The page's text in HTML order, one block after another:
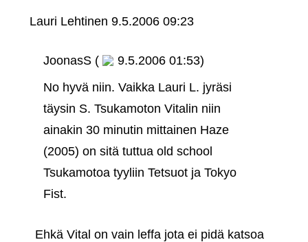
Lauri Lehtinen 9.5.2006 09:23
JoonasS (
9.5.2006 01:53)
No hyvä niin. Vaikka Lauri L. jyräsi
täysin S. Tsukamoton Vitalin niin
ainakin 30 minutin mittainen Haze
(2005) on sitä tuttua old school
Tsukamotoa tyyliin Tetsuot ja Tokyo
Fist.
Ehkä Vital on vain leffa jota ei pidä katsoa